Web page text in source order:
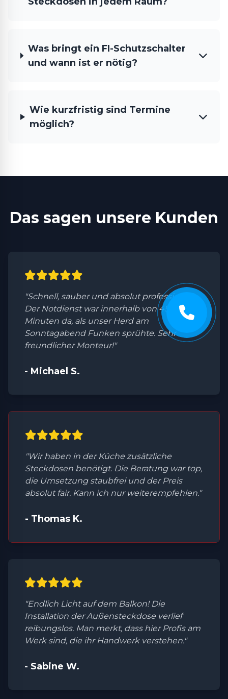
Was bringt ein FI-Schutzschalter
und wann ist er nötig?
Wie kurzfristig sind Termine
möglich?
Das sagen unsere Kunden
"Schnell, sauber und absolut professionell.
Der Notdienst war innerhalb von 45
Minuten da, als unser Herd am
Sonntagabend Funken sprühte. Sehr
freundlicher Monteur!"
- Michael S.
"Wir haben in der Küche zusätzliche
Steckdosen benötigt. Die Beratung war top,
die Umsetzung staubfrei und der Preis
absolut fair. Kann ich nur weiterempfehlen."
- Thomas K.
"Endlich Licht auf dem Balkon! Die
Installation der Außensteckdose verlief
reibungslos. Man merkt, dass hier Profis am
Werk sind, die ihr Handwerk verstehen."
- Sabine W.